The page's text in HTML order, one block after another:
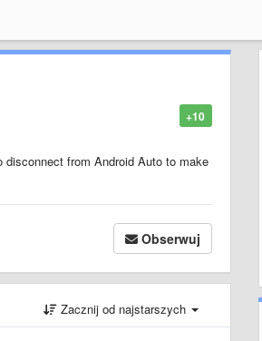
+10
from Android Auto to make
Obserwuj
Zacznij od najstarszych